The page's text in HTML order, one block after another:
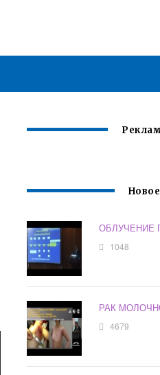
Новое
ОБЛУЧЕНИЕ
1048
РАК
4679